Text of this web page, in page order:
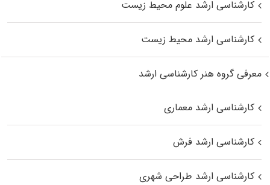
کارشناسی ارشد علوم محیط‌ زیست
کارشناسی ارشد محیط زیست
معرفی گروه هنر کارشناسی ارشد
کارشناسی ارشد معماری
کارشناسی ارشد فرش
کارشناسی ارشد طراحی شهری